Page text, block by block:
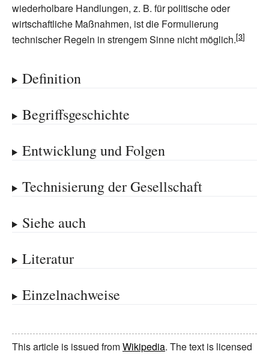
wiederholbare Handlungen, z. B. für politische oder
wirtschaftliche Maßnahmen, ist die Formulierung
technischer Regeln in strengem Sinne nicht möglich.
Definition
Begriffsgeschichte
Entwicklung und Folgen
Technisierung der Gesellschaft
Siehe auch
Literatur
Einzelnachweise
This article is issued fromWikipedia. The text is licensed